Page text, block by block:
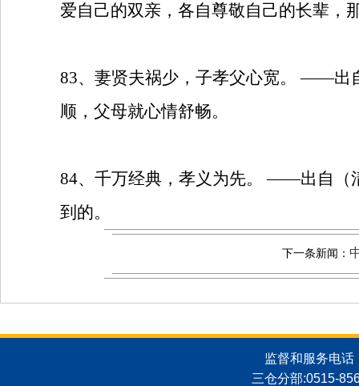
爱自己的双亲，各自尊敬自己的长辈，
83、妻贤夫祸少，子孝父心宽。
——出自
顺，父母就心情舒畅。
84、千万经典，孝义为先。
——出自（
到的。
下一条新闻：
监督和服务电
三仓分部:0515-